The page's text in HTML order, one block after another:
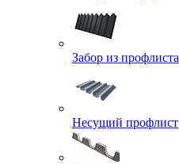
Забор из профлиста
Несущий профлист